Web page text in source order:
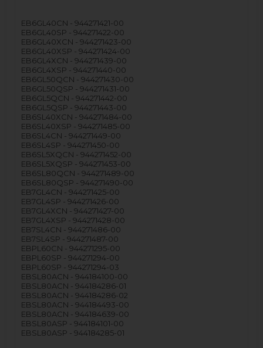
EB6GL40CN - 944271421-00
EB6GL40SP - 944271422-00
EB6GL40XCN - 944271423-00
EB6GL40XSP - 944271424-00
EB6GL4XCN - 944271439-00
EB6GL4XSP - 944271440-00
EB6GL50QCN - 944271430-00
EB6GL50QSP - 944271431-00
EB6GL5QCN - 944271442-00
EB6GL5QSP - 944271443-00
EB6SL40XCN - 944271484-00
EB6SL40XSP - 944271485-00
EB6SL4CN - 944271449-00
EB6SL4SP - 944271450-00
EB6SL5XQCN - 944271452-00
EB6SL5XQSP - 944271453-00
EB6SL80QCN - 944271489-00
EB6SL80QSP - 944271490-00
EB7GL4CN - 944271425-00
EB7GL4SP - 944271426-00
EB7GL4XCN - 944271427-00
EB7GL4XSP - 944271428-00
EB7SL4CN - 944271486-00
EB7SL4SP - 944271487-00
EBPL60CN - 944271295-00
EBPL60SP - 944271294-00
EBPL60SP - 944271294-03
EBSL80ACN - 944184100-00
EBSL80ACN - 944184286-01
EBSL80ACN - 944184286-02
EBSL80ACN - 944184493-00
EBSL80ACN - 944184639-00
EBSL80ASP - 944184101-00
EBSL80ASP - 944184285-01